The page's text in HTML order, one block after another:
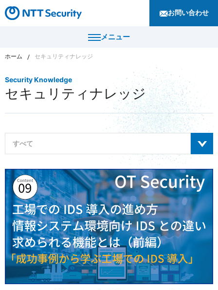
お問い合わせ
メニュー
製品・サービス
カテゴリから探す
セキュリティコンサルティング・教育・相談
セキュリティ管理
セキュリティ防御
セキュリティ監視・検知
セキュリティインシデント対応・調査
OTセキュリティ
サプライチェーンセキュリティ
IoTプロダクトセキュリティ
課題から探す
セキュリティナレッジ
ニュース
企業情報
採用情報
カタログダウンロード
ホーム セキュリティナレッジ
Security Knowledge
セキュリティナレッジ
すべて
テクニカルブログ
セキュリティマガジン
経営者向け